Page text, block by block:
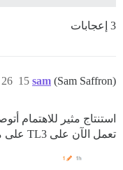
3 إعجابات
sam (Sam Saffron) 26 ديسمبر 2023، 10:23م 15
استنتاج مثير للاهتمام
تعمل الآن على TL3 على ميتا)